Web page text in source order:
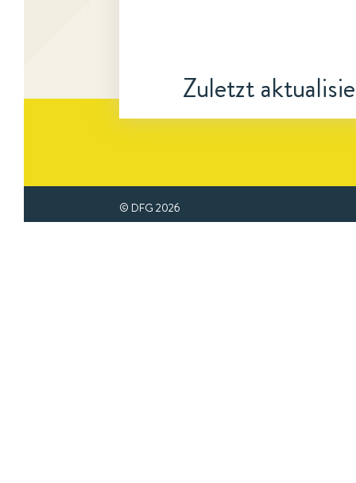
Zuletzt
© DFG 2026